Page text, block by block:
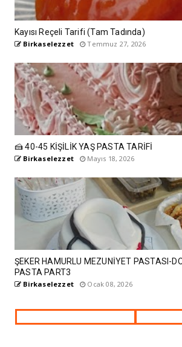
Kayısı Reçeli Tarifi (Tam Tadında)
Birkaselezzet Temmuz 27, 2026
🍰 40-45 KİŞİLİK YAŞ PASTA TARİFİ
Birkaselezzet Mayıs 18, 2026
ŞEKER HAMURLU MEZUNİYET PASTASI-
PASTA PART3
Birkaselezzet Ocak 08, 2026